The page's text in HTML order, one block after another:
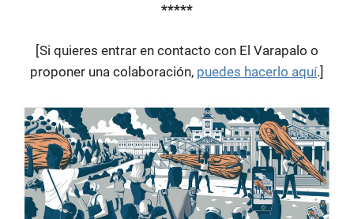
*****
[Si quieres entrar en contacto con El Varapalo o
proponer una colaboración, puedes hacerlo aquí.]